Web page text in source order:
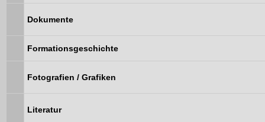
Dokumente
Formationsgeschichte
Fotografien / Grafiken
Literatur